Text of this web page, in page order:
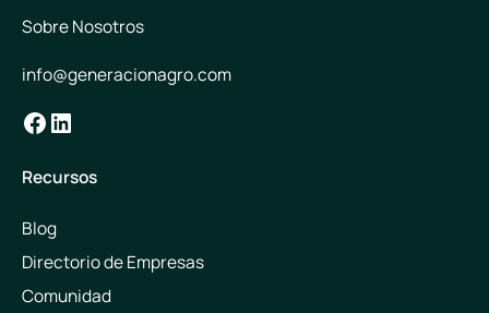
Sobre Nosotros
info@generacionagro.com
Facebook
LinkedIn
Recursos
Blog
Directorio de Empresas
Comunidad